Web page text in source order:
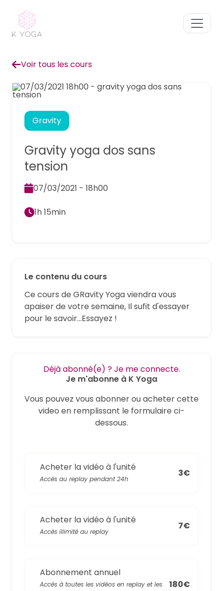
Voir tous les cours
Gravity
Gravity yoga dos sans
tension
07/03/2021 - 18h00
1h 15min
Le contenu du cours
Ce cours de GRavity Yoga viendra vous
apaiser de votre semaine, Il sufit d'essayer
pour le savoir...Essayez !
Déjà abonné(e) ? Je me connecte.
Je m'abonne à K Yoga
Vous pouvez vous abonner ou acheter cette
video en remplissant le formulaire ci-
dessous.
Acheter la vidéo à l'unité
Accès au replay pendant 24h
3€
Acheter la vidéo à l'unité
Accès illimité au replay
7€
Abonnement annuel
Accès à toutes les vidéos en replay et les
180€